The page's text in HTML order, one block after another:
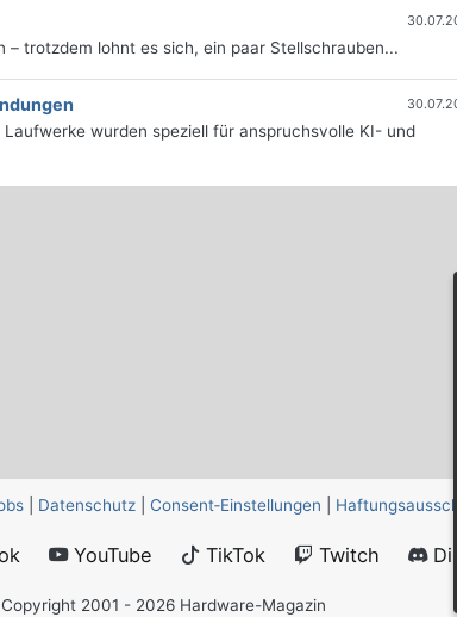
trotzdem lohnt es sich, ein paar Stellschrauben...
wurden speziell für anspruchsvolle KI- und
Datenschutz Consent‑Einstellungen
YouTube TikTok Twitch
2001 - 2026 Hardware-Magazin